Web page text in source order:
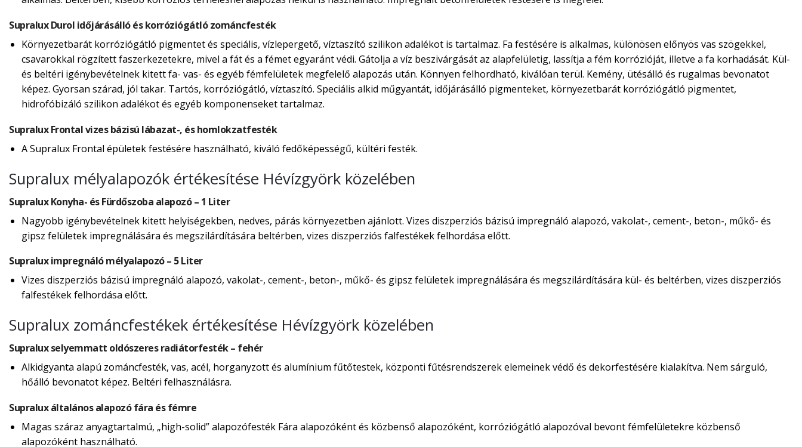
Supralux Durol időjárásálló és korróziógátló zománcfesték
Környezetbarát korróziógátló pigmentet és speciális, vízlepergető, víztaszító szilikon adalékot is tartalmaz. Fa festésére is alkalmas, különösen előnyös vas szögekkel,
csavarokkal rögzített faszerkezetekre, mivel a fát és a fémet egyaránt védi. Gátolja a víz beszivárgását az alapfelületig, lassítja a fém korrózióját, illetve a fa korhadását. Kül-
és beltéri igénybevételnek kitett fa- vas- és egyéb fémfelületek megfelelő alapozás után. Könnyen felhordható, kiválóan terül. Kemény, ütésálló és rugalmas bevonatot
képez. Gyorsan szárad, jól takar. Tartós, korróziógátló, víztaszító. Speciális alkid műgyantát, időjárásálló pigmenteket, környezetbarát korróziógátló pigmentet,
hidrofóbizáló szilikon adalékot és egyéb komponenseket tartalmaz.
Supralux Frontal vizes bázisú lábazat-, és homlokzatfesték
A Supralux Frontal épületek festésére használható, kiváló fedőképességű, kültéri festék.
Supralux mélyalapozók értékesítése Hévízgyörk közelében
Supralux Konyha- és Fürdőszoba alapozó – 1 Liter
Nagyobb igénybevételnek kitett helyiségekben, nedves, párás környezetben ajánlott. Vizes diszperziós bázisú impregnáló alapozó, vakolat-, cement-, beton-, műkő- és
gipsz felületek impregnálására és megszilárdítására beltérben, vizes diszperziós falfestékek felhordása előtt.
Supralux impregnáló mélyalapozó – 5 Liter
Vizes diszperziós bázisú impregnáló alapozó, vakolat-, cement-, beton-, műkő- és gipsz felületek impregnálására és megszilárdítására kül- és beltérben, vizes diszperziós
falfestékek felhordása előtt.
Supralux zománcfestékek értékesítése Hévízgyörk közelében
Supralux selyemmatt oldószeres radiátorfesték – fehér
Alkidgyanta alapú zománcfesték, vas, acél, horganyzott és alumínium fűtőtestek, központi fűtésrendszerek elemeinek védő és dekorfestésére kialakítva. Nem sárguló,
hőálló bevonatot képez. Beltéri felhasználásra.
Supralux általános alapozó fára és fémre
Magas száraz anyagtartalmú, „high-solid” alapozófesték Fára alapozóként és közbenső alapozóként, korróziógátló alapozóval bevont fémfelületekre közbenső
alapozóként használható.